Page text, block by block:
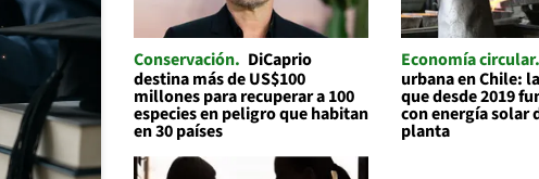
Conservación
DiCaprio
destina más de US$100
millones para recuperar a 100
especies en peligro que habitan
en 30 países
Economía circular
urbana en Chile:
que desde 2019
con energía solar
planta